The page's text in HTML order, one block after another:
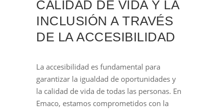
CALIDAD DE VIDA Y LA
INCLUSIÓN A TRAVÉS
DE LA ACCESIBILIDAD
La accesibilidad es fundamental para
garantizar la igualdad de oportunidades y
la calidad de vida de todas las personas. En
Emaco, estamos comprometidos con la